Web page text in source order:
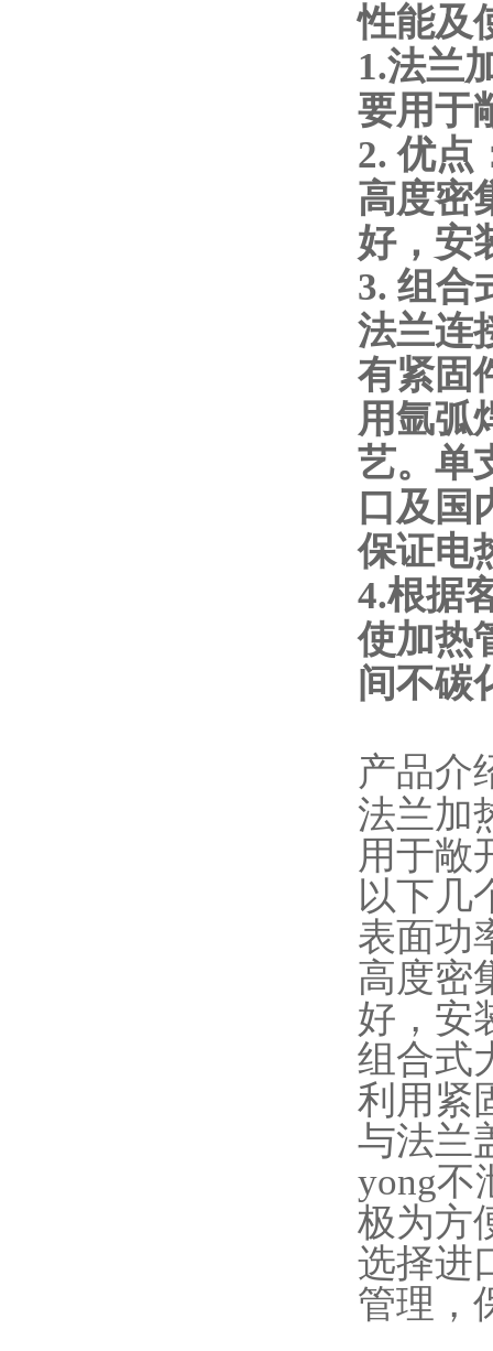
性能
1.法兰
要用于
2. 优点
高度密
好，安
3. 组合
法兰连
有紧固
用氩弧
艺。单
口及国
保证电
4.根据
使加热
间不碳
产品介
法兰加
用于敞
以下几
表面功
高度密
好，安
组合式
利用紧
与法兰
yong不
极为方
选择进
管理，